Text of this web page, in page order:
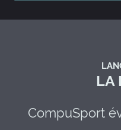
LA
CompuSport